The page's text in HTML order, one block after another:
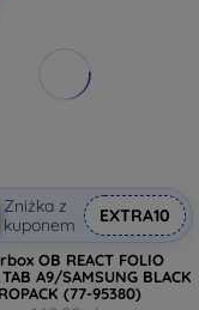
Zniżka z
kuponem
EXTRA10
OB REACT FOLIO
A9/SAMSUNG BLACK
(77-95380)